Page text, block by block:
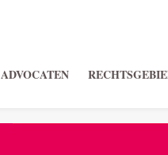
ADVOCATEN